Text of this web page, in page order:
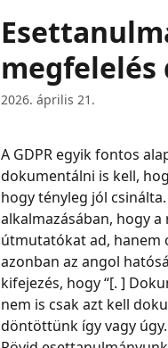
2026. április 21.
A GDPR egyik fontos
dokumentálni is kell,
hogy tényleg jól
alkalmazásában, hogy
útmutatókat ad, hanem
azonban az angol
kifejezés, hogy “[. ]
nem is csak azt kell
döntöttünk így vagy úgy.